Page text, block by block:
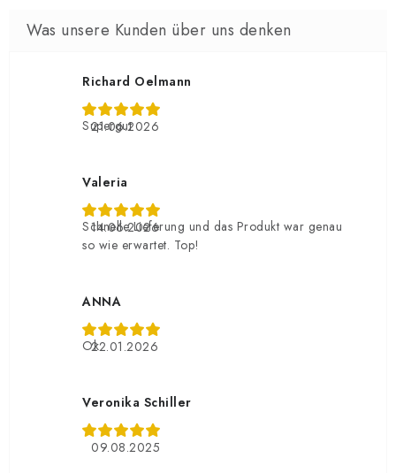
Richard Oelmann
21.06.2026
Supergut
Valeria
14.06.2026
Schnelle Lieferung und das Produkt war genau
so wie erwartet. Top!
ANNA
22.01.2026
Ok
Veronika Schiller
09.08.2025